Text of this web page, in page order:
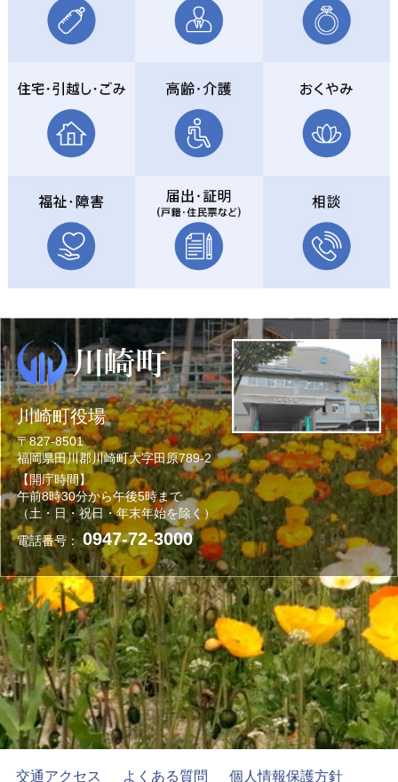
川崎町役場
〒827-8501
福岡県田川郡川崎町大字田原789-2
【開庁時間】
午前8時30分から午後5時まで
（土・日・祝日・年末年始を除く）
電話番号：0947-72-3000
交通アクセス よくある質問 個人情報保護方針